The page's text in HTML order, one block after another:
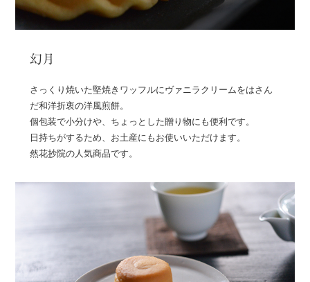
幻月
さっくり焼いた堅焼きワッフルにヴァニラクリームをはさん
だ和洋折衷の洋風煎餅。
個包装で小分けや、ちょっとした贈り物にも便利です。
日持ちがするため、お土産にもお使いいただけます。
然花抄院の人気商品です。